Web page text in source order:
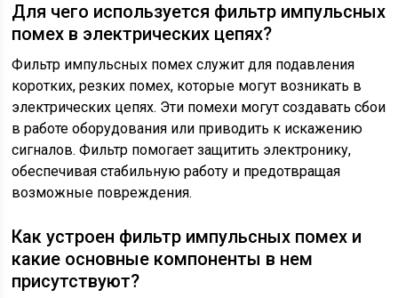
Для чего используется фильтр импульсных
помех в электрических цепях?
Фильтр импульсных помех служит для подавления
коротких, резких помех, которые могут возникать в
электрических цепях. Эти помехи могут создавать сбои
в работе оборудования или приводить к искажению
сигналов. Фильтр помогает защитить электронику,
обеспечивая стабильную работу и предотвращая
возможные повреждения.
Как устроен фильтр импульсных помех и
какие основные компоненты в нем
присутствуют?